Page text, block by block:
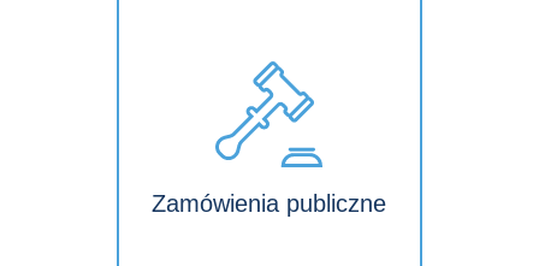
Zamówienia publiczne